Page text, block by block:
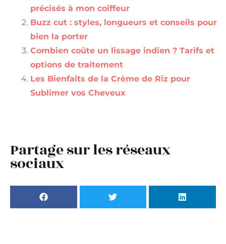
précisés à mon coiffeur
Buzz cut : styles, longueurs et conseils pour
bien la porter
Combien coûte un lissage indien ? Tarifs et
options de traitement
Les Bienfaits de la Crème de Riz pour
Sublimer vos Cheveux
Partage sur les réseaux
sociaux